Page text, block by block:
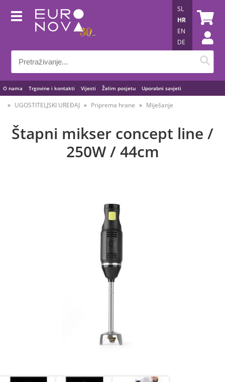
O nama Trgovine i kontakti Vijesti Želim posjetu Uporabni savjeti
SL
HR
EN
DE
UGOSTITELJSKI UREĐAJ Priprema hrane Miješanje
Štapni mikser concept line /
250W / 44cm